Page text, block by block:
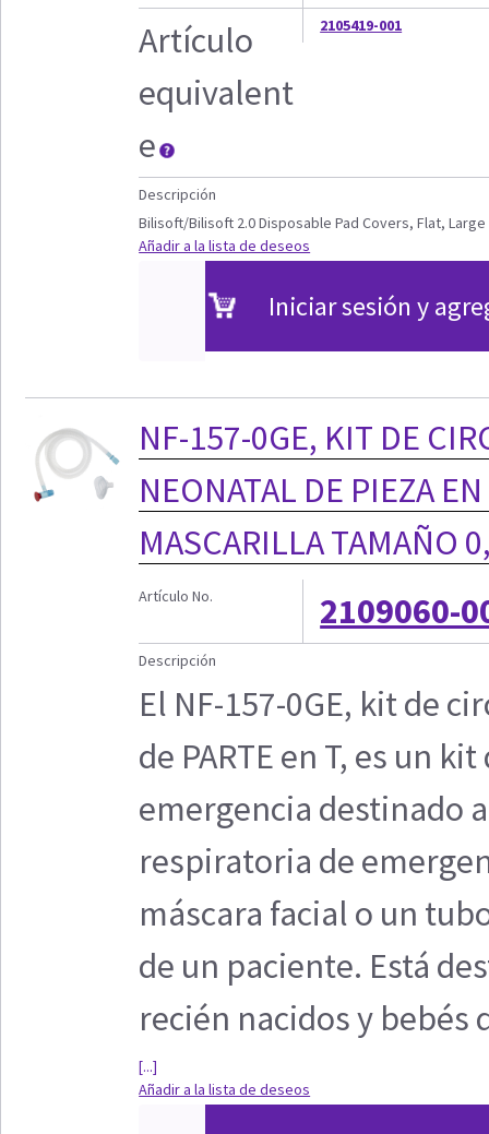
Artículo
equivalent
e
2105419-001
Descripción
Bilisoft/Bilisoft 2.0 Disposable Pad Covers, Flat, Large
Añadir a la lista de deseos
Iniciar sesión y
NF-157-0GE, KIT DE
NEONATAL DE PIEZA
MASCARILLA TAMAÑO
Artículo No. 2109060-
Descripción
El NF-157-0GE, kit de
de PARTE en T, es un
emergencia destinado
respiratoria de
máscara facial o un
de un paciente. Está
recién nacidos y bebés
[...]
Añadir a la lista de deseos